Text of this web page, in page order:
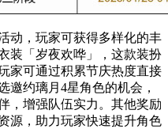
动，玩家可获得多样化的丰
装「岁夜欢哗」，这款装扮
家可通过积累节庆热度直接
邀约璃月4星角色的机会，
，增强队伍实力。其他奖励
源，助力玩家快速提升角色